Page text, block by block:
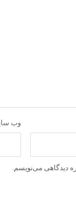
وب‌
دیدگاهی می‌نویسم.